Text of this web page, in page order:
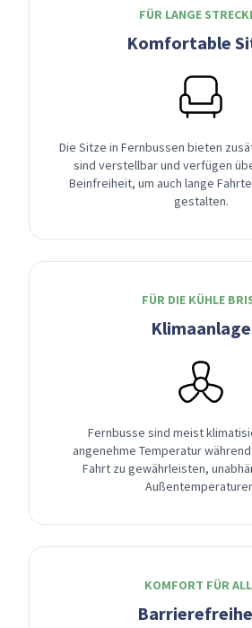
FÜR LANGE
Komfortable
Die Sitze in Fernbussen bieten
sind verstellbar und verfügen
Beinfreiheit, um auch lange
gestalten.
FÜR DIE KÜHLE
Klimaanlage
Fernbusse sind meist
angenehme Temperatur
Fahrt zu gewährleisten,
KOMFORT FÜR